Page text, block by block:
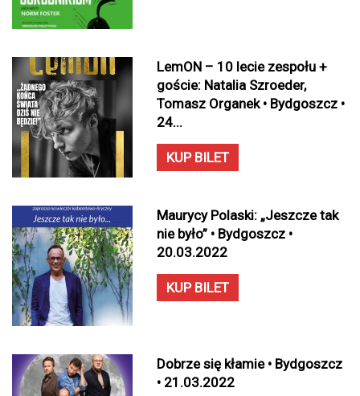
LemON – 10 lecie zespołu +
goście: Natalia Szroeder,
Tomasz Organek • Bydgoszcz •
24...
KUP BILET
Maurycy Polaski: „Jeszcze tak
nie było” • Bydgoszcz •
20.03.2022
KUP BILET
Dobrze się kłamie • Bydgoszcz
• 21.03.2022